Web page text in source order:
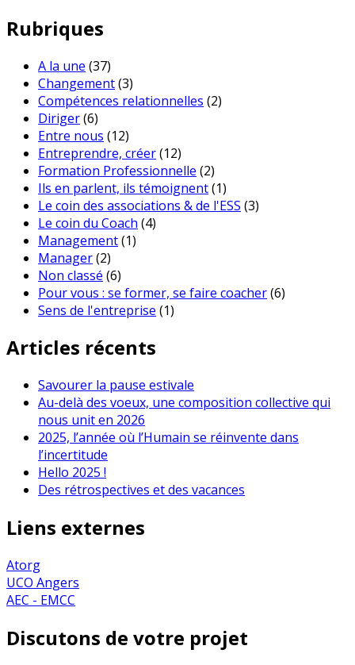
Rubriques
A la une (37)
Changement(3)
Compétences relationnelles (2)
Diriger(6)
Entre nous (12)
Entreprendre, créer(12)
Formation Professionnelle (2)
Ils en parlent, ils témoignent(1)
Le coin des associations & de l'ESS (3)
Le coin du Coach (4)
Management(1)
Manager(2)
Non classé (6)
Pour vous : se former, se faire coacher(6)
Sens de l'entreprise (1)
Articles récents
Savourer la pause estivale
Au-delà des voeux, une composition collective qui
nous unit en 2026
2025, l’année où l’Humain se réinvente dans
l’incertitude
Hello 2025 !
Des rétrospectives et des vacances
Liens externes
Atorg
UCO Angers
AEC - EMCC
Discutons de votre projet